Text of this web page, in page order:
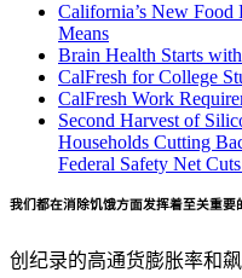
California’s New
Means
Brain Health Starts
CalFresh for College
CalFresh Work
Second Harvest of
Households Cutting
Federal Safety Net
我们都在消除饥饿方面发挥着至关重要
创纪录的高通货膨胀率和